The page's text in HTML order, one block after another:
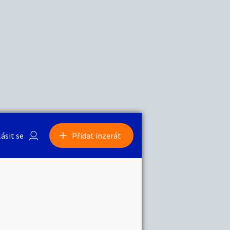
se Přidat inzerát
Sběratelství
0/1000